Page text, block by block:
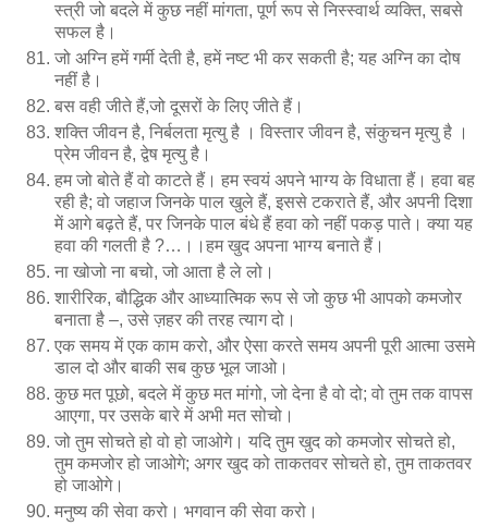
स्त्री जो बदले में कुछ नहीं मांगता, पूर्ण रूप से निस्स्वार्थ व्यक्ति, सबसे
सफल है।
जो अग्नि हमें गर्मी देती है, हमें नष्ट भी कर सकती है; यह अग्नि का दोष
नहीं है।
बस वही जीते हैं,जो दूसरों के लिए जीते हैं।
शक्ति जीवन है, निर्बलता मृत्यु है । विस्तार जीवन है, संकुचन मृत्यु है ।
प्रेम जीवन है, द्वेष मृत्यु है।
हम जो बोते हैं वो काटते हैं। हम स्वयं अपने भाग्य के विधाता हैं। हवा बह
रही है; वो जहाज जिनके पाल खुले हैं, इससे टकराते हैं, और अपनी दिशा
में आगे बढ़ते हैं, पर जिनके पाल बंधे हैं हवा को नहीं पकड़ पाते। क्या यह
हवा की गलती है ?…।।हम खुद अपना भाग्य बनाते हैं।
ना खोजो ना बचो, जो आता है ले लो।
शारीरिक, बौद्धिक और आध्यात्मिक रूप से जो कुछ भी आपको कमजोर
बनाता है –, उसे ज़हर की तरह त्याग दो।
एक समय में एक काम करो, और ऐसा करते समय अपनी पूरी आत्मा उसमे
डाल दो और बाकी सब कुछ भूल जाओ।
कुछ मत पूछो, बदले में कुछ मत मांगो, जो देना है वो दो; वो तुम तक वापस
आएगा, पर उसके बारे में अभी मत सोचो।
जो तुम सोचते हो वो हो जाओगे। यदि तुम खुद को कमजोर सोचते हो,
तुम कमजोर हो जाओगे; अगर खुद को ताकतवर सोचते हो, तुम ताकतवर
हो जाओगे।
मनुष्य की सेवा करो। भगवान की सेवा करो।